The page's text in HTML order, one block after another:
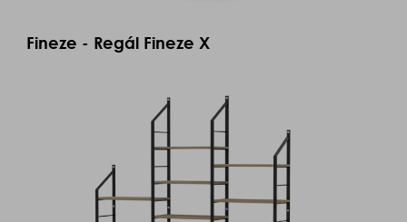
Fineze - Regál Fineze X